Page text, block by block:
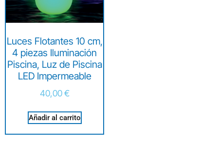
Luces Flotantes 10 cm,
4 piezas Iluminación
Piscina, Luz de Piscina
LED Impermeable
40,00€
Añadir al carrito